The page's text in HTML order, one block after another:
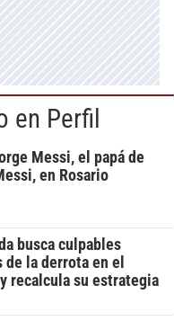
en Perfil
Messi, el papá de
en Rosario
busca culpables
de la derrota en el
recalcula su estrategia